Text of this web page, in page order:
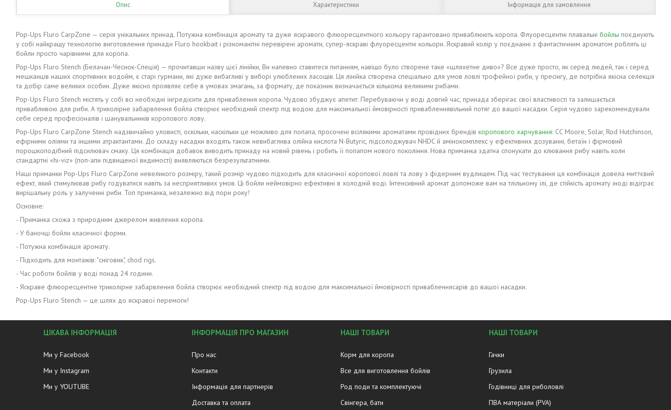
Опис Характеристики Інформація для замовлення
Pop-Ups Fluro CarpZone — серія унікальних принад. Потужна комбінація аромату та дуже яскравого флюоресцентного кольору гарантовано приваблюють коропа. Флуоресцентні плавальні бойлы поєднують
у собі найкращу технологію виготовлення принади Fluro hookbait і різноманітні перевірені аромати, cупер-яскраві флуоресцентні кольори. Яскравий колір у поєднанні з фантастичним ароматом роблять ці
бойли просто чарівними для коропа.
Pop-Ups Fluro Stench (Белачан-Чеснок-Спеція) — прочитавши назву цієї лінійки, Ви напевно ставитеся питанням, навіщо було створене таке «шляхетне диво»? Все дуже просто, як серед людей, так і серед
мешканців наших спортивних водойм, є старі гурмани, які дуже вибагливі у виборі улюблених ласощів. Ця лінійка створена спеціально для умов ловлі трофейної риби, у пресінгу, де потрібна якісна селекція
та добір саме великих особин. Дуже якісно проявляє себе в умовах змагань, за формату, де показник визначається кількома великими рибами.
Pop-Ups Fluro Stench містять у собі всі необхідні інгредієнти для приваблення коропа. Чудово збуджує апетит. Перебуваючи у воді довгий час, принада зберігає свої властивості та залишається
привабливою для риби. А триколірне забарвлення бойла створює необхідний спектр під водою для максимальної ймовірності привабленнявільний потяг до вашої насадки. Серія чудово зарекомендували
себе серед професіоналів і шанувальників коропового лову.
Pop-Ups Fluro CarpZone Stench надзвичайно уловисті, оскільки, наскільки це можливо для попапа, просочені всілякими ароматами провідних брендів коропового харчування: CC Moore, Solar, Rod Hutchinson,
ефірними оліями та іншими атрактантами. До складу насадки входять також невибаглива олійна кислота N-Butyric, підсолоджувач NHDC й амінокомплекс у ефективних дозуванні, бетаїн і фірмовий
порошкоподібний підсилювач смаку. Ця комбінація добавок виводить принаду на новий рівень і робить її попапом нового покоління. Нова приманка здатна спонукати до клювання рибу навіть коли
стандартні «hi-viz» (поп-апи підвищеної видимості) виявляються безрезультатними.
Наші приманки Pop-Ups Fluro CarpZone невеликого розміру, такий розмір чудово підходить для класичної коропової ловлі та лову з фідерним вудлищем. Під час тестування ця комбінація довела миттєвий
ефект, який стимулював рибу годуватися навіть за несприятливих умов. Ці бойли неймовірно ефективні в холодній воді. Інтенсивний аромат допоможе вам на тлільному ілі, де стійкість аромату іноді відіграє
вирішальну роль у залученні риби. Топ приманка, незалежно від пори року!
Основне:
- Приманка схожа з природним джерелом живлення коропа.
- У баночці бойли класичної форми.
- Потужна комбінація аромату.
- Підходить для монтажів: "сніговик", chod rigs.
- Час роботи бойлів у воді понад 24 години.
- Яскраве флюоресцентне триколірне забарвлення бойла створює необхідний спектр під водою для максимальної ймовірності привабленнясарів до вашої насадки.
Pop-Ups Fluro Stench — це шлях до яскравої перемоги!
ЦІКАВА ІНФОРМАЦІЯ
Ми у Facebook
Ми у Instagram
Ми у YOUTUBE
ІНФОРМАЦІЯ ПРО МАГАЗИН
Про нас
Контакти
Інформація для партнерів
Доставка та оплата
НАШІ ТОВАРИ
Корм для коропа
Все для виготовлення бойлів
Род поди та комплектуючі
Свінгера, бати
НАШІ ТОВАРИ
Гачки
Грузила
Годівниці для риболовлі
ПВА матеріали (PVA)